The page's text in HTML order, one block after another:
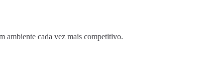
ambiente cada vez mais competitivo.